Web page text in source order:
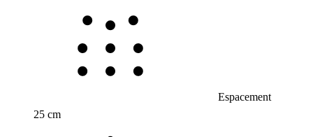
Espacement
25 cm